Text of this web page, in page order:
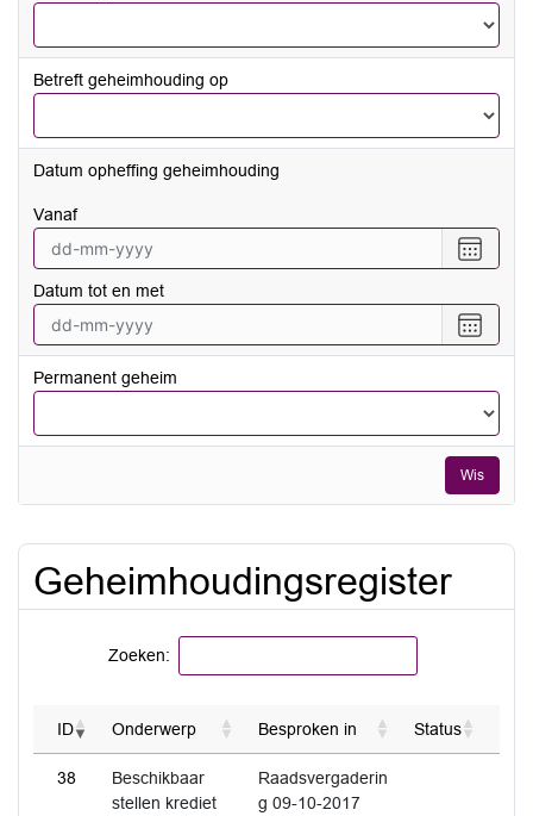
Betreft geheimhouding op
Datum opheffing geheimhouding
vanaf
een
vanaf
Datum tot en met
een
tot
en
met
Permanent geheim
Wis
Geheimhoudingsregister
Zoeken:
ID Onderwerp Besproken in Status
38
Beschikbaar
stellen krediet
Raadsvergaderin
g 09-10-2017